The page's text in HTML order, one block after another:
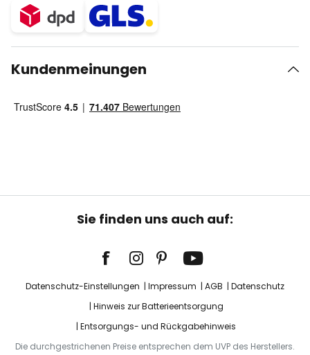
Kundenmeinungen
Sie finden uns auch auf:
Datenschutz-Einstellungen Impressum AGB
Datenschutz
Hinweis zur Batterieentsorgung
Entsorgungs- und Rückgabehinweis
Die durchgestrichenen Preise entsprechen dem UVP des Herstellers.